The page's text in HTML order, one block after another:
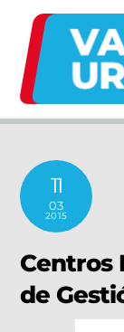
content
11
03
2015
Centros
de